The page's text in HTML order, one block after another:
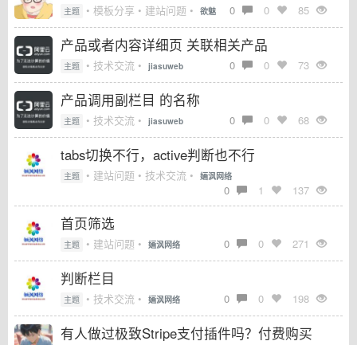
主题 • 模板分享 • 建站问题 • 欲魅 0 0 85
产品或者内容详细页 关联相关产品
主题 • 技术交流 • jiasuweb 0 0 73
产品调用副栏目 的名称
主题 • 技术交流 • jiasuweb 0 0 68
tabs切换不行，active判断也不行
主题 • 建站问题 • 技术交流 • 婳沨网络
0 1 137
首页筛选
主题 • 建站问题 • 婳沨网络 0 0 271
判断栏目
主题 • 技术交流 • 婳沨网络 0 0 198
有人做过极致Stripe支付插件吗？付费购买